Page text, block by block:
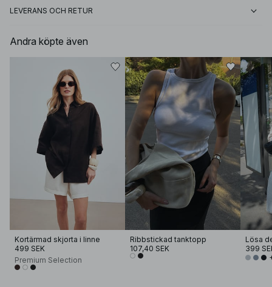
LEVERANS OCH RETUR
Andra köpte även
Kortärmad skjorta i linne
499 SEK
Premium Selection
Ribbstickad tanktopp
107,40 SEK
399